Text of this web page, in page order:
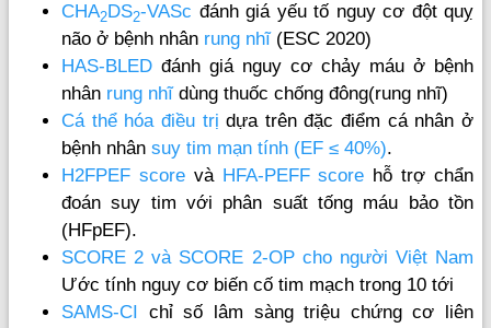
CHA2 DS2-VASc đánh giá yếu tố nguy cơ đột quỵ
não ở bệnh nhân rung nhĩ (ESC 2020)
HAS-BLED đánh giá nguy cơ chảy máu ở bệnh
nhân rung nhĩdùng thuốc chống đông(rung nhĩ)
Cá thể hóa điều trịdựa trên đặc điểm cá nhân ở
bệnh nhân suy tim mạn tính (EF ≤ 40%).
H2FPEF scorevà HFA-PEFF score hỗ trợ chẩn
đoán suy tim với phân suất tống máu bảo tồn
(HFpEF).
SCORE 2 và SCORE 2-OP cho người Việt Nam
Ước tính nguy cơ biến cố tim mạch trong 10 tới
SAMS-CI
chỉ số lâm sàng triệu chứng cơ liên